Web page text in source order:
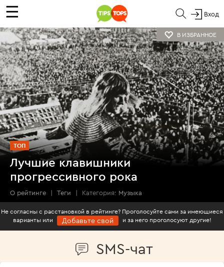
☰ Вход
В ИЗБРАННОЕ
ТОП
Лучшие клавишники
прогрессивного рока
О рейтинге | Теги | Категория: Музыка
Не согласны с расстановкой в рейтинге? Проголосуйте сами за имеющиеся
варианты или
Добавьте свой и за него проголосуют другие!
SMS-чат